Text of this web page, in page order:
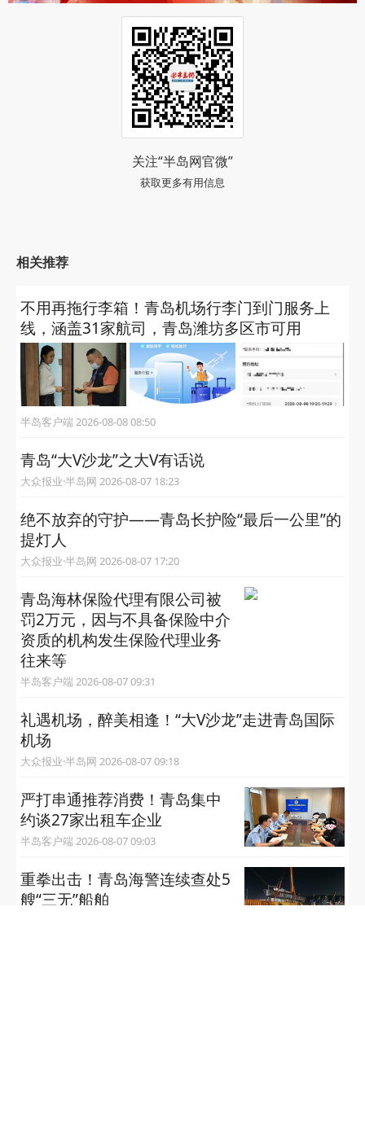
关注“半岛网官微”
获取更多有用信息
相关推荐
不用再拖行李箱！青岛机场行李门到门服务上
线，涵盖31家航司，青岛潍坊多区市可用
半岛客户端 2026-08-08 08:50
青岛“大V沙龙”之大V有话说
大众报业·半岛网 2026-08-07 18:23
绝不放弃的守护——青岛长护险“最后一公里”的
提灯人
大众报业·半岛网 2026-08-07 17:20
青岛海林保险代理有限公司被
罚2万元，因与不具备保险中介
资质的机构发生保险代理业务
往来等
半岛客户端 2026-08-07 09:31
礼遇机场，醉美相逢！“大V沙龙”走进青岛国际
机场
大众报业·半岛网 2026-08-07 09:18
严打串通推荐消费！青岛集中
约谈27家出租车企业
半岛客户端 2026-08-07 09:03
重拳出击！青岛海警连续查处5
艘“三无”船舶